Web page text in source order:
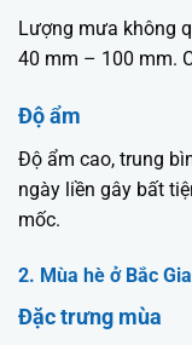
Lượng mưa không
40 mm – 100 mm.
Độ ẩm
Độ ẩm cao, trung
ngày liền gây bất
mốc.
2. Mùa hè ở Bắc
Đặc trưng mùa